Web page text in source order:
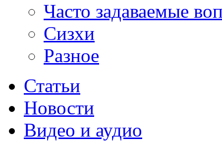
Часто задаваемые
Сизхи
Разное
Статьи
Новости
Видео и аудио